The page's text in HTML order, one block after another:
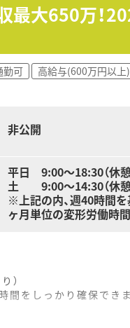
の趣味や家族との団
いたしますが事前のシ
す。
最大650万
勤可 高給与(600万円以上)
非公開
平日 9:00～18:30（休憩
土 9:00～14:30（休憩
※上記の内、週40時間
ヶ月単位の変形労働時
）
をしっかり確保でき